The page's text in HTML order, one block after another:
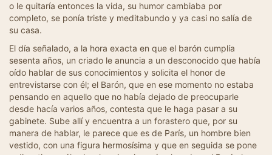
o le quitaría entonces la vida, su humor cambiaba por
completo, se ponía triste y meditabundo y ya casi no salía de
su casa.
El día señalado, a la hora exacta en que el barón cumplía
sesenta años, un criado le anuncia a un desconocido que había
oído hablar de sus conocimientos y solicita el honor de
entrevistarse con él; el Barón, que en ese momento no estaba
pensando en aquello que no había dejado de preocuparle
desde hacía varios años, contesta que le haga pasar a su
gabinete. Sube allí y encuentra a un forastero que, por su
manera de hablar, le parece que es de París, un hombre bien
vestido, con una figura hermosísima y que en seguida se pone